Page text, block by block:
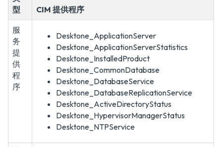
型
CIM 提供程序
服
务
提
供
程
序
Desktone_ApplicationServer
Desktone_ApplicationServerStatistics
Desktone_InstalledProduct
Desktone_CommonDatabase
Desktone_DatabaseService
Desktone_DatabaseReplicationService
Desktone_ActiveDirectoryStatus
Desktone_HypervisorManagerStatus
Desktone_NTPService